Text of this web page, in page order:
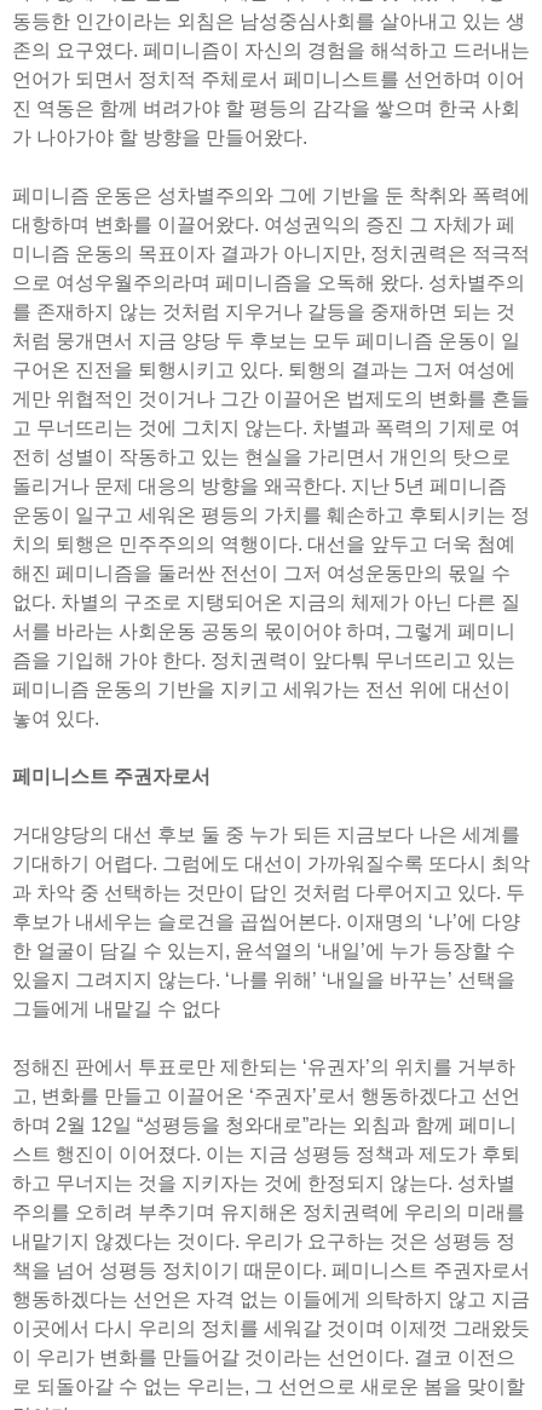
동등한 인간이라는 외침은 남성중심사회를 살아내고 있는 생
존의 요구였다. 페미니즘이 자신의 경험을 해석하고 드러내는
언어가 되면서 정치적 주체로서 페미니스트를 선언하며 이어
진 역동은 함께 벼려가야 할 평등의 감각을 쌓으며 한국 사회
가 나아가야 할 방향을 만들어왔다.
페미니즘 운동은 성차별주의와 그에 기반을 둔 착취와 폭력에
대항하며 변화를 이끌어왔다. 여성권익의 증진 그 자체가 페
미니즘 운동의 목표이자 결과가 아니지만, 정치권력은 적극적
으로 여성우월주의라며 페미니즘을 오독해 왔다. 성차별주의
를 존재하지 않는 것처럼 지우거나 갈등을 중재하면 되는 것
처럼 뭉개면서 지금 양당 두 후보는 모두 페미니즘 운동이 일
구어온 진전을 퇴행시키고 있다. 퇴행의 결과는 그저 여성에
게만 위협적인 것이거나 그간 이끌어온 법제도의 변화를 흔들
고 무너뜨리는 것에 그치지 않는다. 차별과 폭력의 기제로 여
전히 성별이 작동하고 있는 현실을 가리면서 개인의 탓으로
돌리거나 문제 대응의 방향을 왜곡한다. 지난 5년 페미니즘
운동이 일구고 세워온 평등의 가치를 훼손하고 후퇴시키는 정
치의 퇴행은 민주주의의 역행이다. 대선을 앞두고 더욱 첨예
해진 페미니즘을 둘러싼 전선이 그저 여성운동만의 몫일 수
없다. 차별의 구조로 지탱되어온 지금의 체제가 아닌 다른 질
서를 바라는 사회운동 공동의 몫이어야 하며, 그렇게 페미니
즘을 기입해 가야 한다. 정치권력이 앞다퉈 무너뜨리고 있는
페미니즘 운동의 기반을 지키고 세워가는 전선 위에 대선이
놓여 있다.
페미니스트 주권자로서
거대양당의 대선 후보 둘 중 누가 되든 지금보다 나은 세계를
기대하기 어렵다. 그럼에도 대선이 가까워질수록 또다시 최악
과 차악 중 선택하는 것만이 답인 것처럼 다루어지고 있다. 두
후보가 내세우는 슬로건을 곱씹어본다. 이재명의 ‘나’에 다양
한 얼굴이 담길 수 있는지, 윤석열의 ‘내일’에 누가 등장할 수
있을지 그려지지 않는다. ‘나를 위해’ ‘내일을 바꾸는’ 선택을
그들에게 내맡길 수 없다
정해진 판에서 투표로만 제한되는 ‘유권자’의 위치를 거부하
고, 변화를 만들고 이끌어온 ‘주권자’로서 행동하겠다고 선언
하며 2월 12일 “성평등을 청와대로”라는 외침과 함께 페미니
스트 행진이 이어졌다. 이는 지금 성평등 정책과 제도가 후퇴
하고 무너지는 것을 지키자는 것에 한정되지 않는다. 성차별
주의를 오히려 부추기며 유지해온 정치권력에 우리의 미래를
내맡기지 않겠다는 것이다. 우리가 요구하는 것은 성평등 정
책을 넘어 성평등 정치이기 때문이다. 페미니스트 주권자로서
행동하겠다는 선언은 자격 없는 이들에게 의탁하지 않고 지금
이곳에서 다시 우리의 정치를 세워갈 것이며 이제껏 그래왔듯
이 우리가 변화를 만들어갈 것이라는 선언이다. 결코 이전으
로 되돌아갈 수 없는 우리는, 그 선언으로 새로운 봄을 맞이할